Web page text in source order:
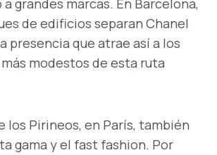
grandes marcas. En Barcelona,
de edificios separan Chanel
presencia que atrae así a los
modestos de esta ruta
los Pirineos, en París, también
gama y el fast fashion. Por